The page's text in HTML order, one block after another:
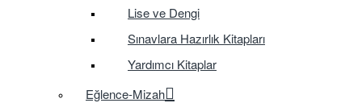
Lise ve Dengi
Sınavlara Hazırlık Kitapları
Yardımcı Kitaplar
Eğlence-Mizah